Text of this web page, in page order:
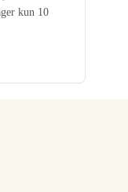
kun 10